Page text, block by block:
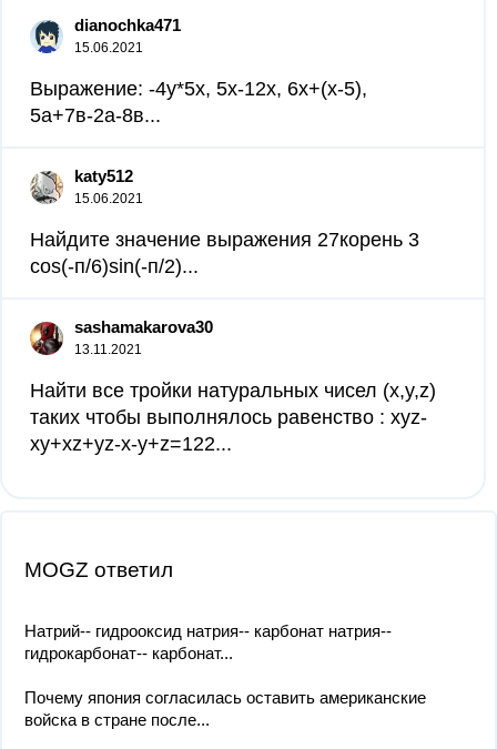
dianochka471
15.06.2021
Выражение: -4у*5х, 5х-12х, 6х+(х-5),
5а+7в-2а-8в...
katy512
15.06.2021
Найдите значение выражения 27корень 3
cos(-п/6)sin(-п/2)...
sashamakarova30
13.11.2021
Найти все тройки натуральных чисел (x,y,z)
таких чтобы выполнялось равенство : xyz-
xy+xz+yz-x-y+z=122...
MOGZ ответил
Натрий-- гидрооксид натрия-- карбонат натрия--
гидрокарбонат-- карбонат...
Почему япония согласилась оставить американские
войска в стране после...